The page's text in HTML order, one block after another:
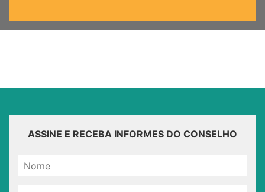
ASSINE E RECEBA INFORMES DO CONSELHO